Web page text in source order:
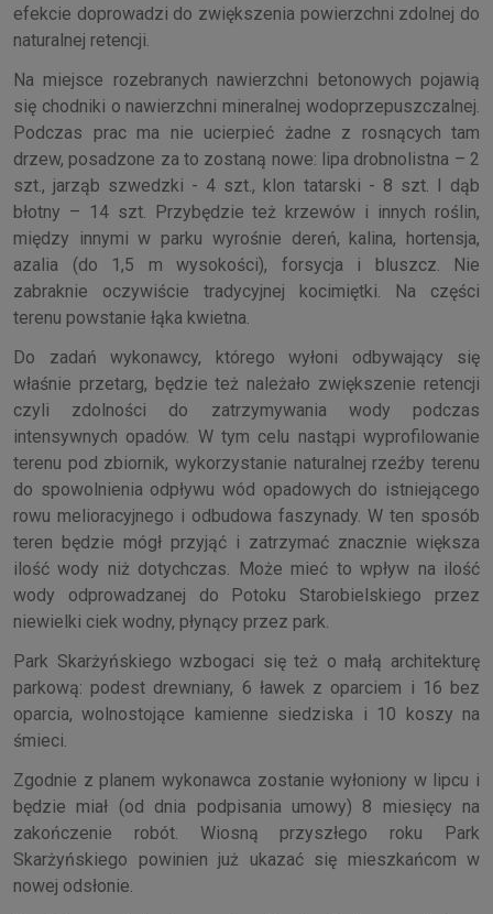
efekcie doprowadzi do zwiększenia powierzchni zdolnej do
naturalnej retencji.
Na miejsce rozebranych nawierzchni betonowych pojawią
się chodniki o nawierzchni mineralnej wodoprzepuszczalnej.
Podczas prac ma nie ucierpieć żadne z rosnących tam
drzew, posadzone za to zostaną nowe: lipa drobnolistna – 2
szt., jarząb szwedzki - 4 szt., klon tatarski - 8 szt. I dąb
błotny – 14 szt. Przybędzie też krzewów i innych roślin,
między innymi w parku wyrośnie dereń, kalina, hortensja,
azalia (do 1,5 m wysokości), forsycja i bluszcz. Nie
zabraknie oczywiście tradycyjnej kocimiętki. Na części
terenu powstanie łąka kwietna.
Do zadań wykonawcy, którego wyłoni odbywający się
właśnie przetarg, będzie też należało zwiększenie retencji
czyli zdolności do zatrzymywania wody podczas
intensywnych opadów. W tym celu nastąpi wyprofilowanie
terenu pod zbiornik, wykorzystanie naturalnej rzeźby terenu
do spowolnienia odpływu wód opadowych do istniejącego
rowu melioracyjnego i odbudowa faszynady. W ten sposób
teren będzie mógł przyjąć i zatrzymać znacznie większa
ilość wody niż dotychczas. Może mieć to wpływ na ilość
wody odprowadzanej do Potoku Starobielskiego przez
niewielki ciek wodny, płynący przez park.
Park Skarżyńskiego wzbogaci się też o małą architekturę
parkową: podest drewniany, 6 ławek z oparciem i 16 bez
oparcia, wolnostojące kamienne siedziska i 10 koszy na
śmieci.
Zgodnie z planem wykonawca zostanie wyłoniony w lipcu i
będzie miał (od dnia podpisania umowy) 8 miesięcy na
zakończenie robót. Wiosną przyszłego roku Park
Skarżyńskiego powinien już ukazać się mieszkańcom w
nowej odsłonie.